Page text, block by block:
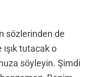
sözlerinden de
tutacak o
söyleyin. Şimdi